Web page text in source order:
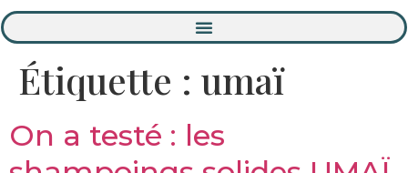
Étiquette : umaï
On a testé : les